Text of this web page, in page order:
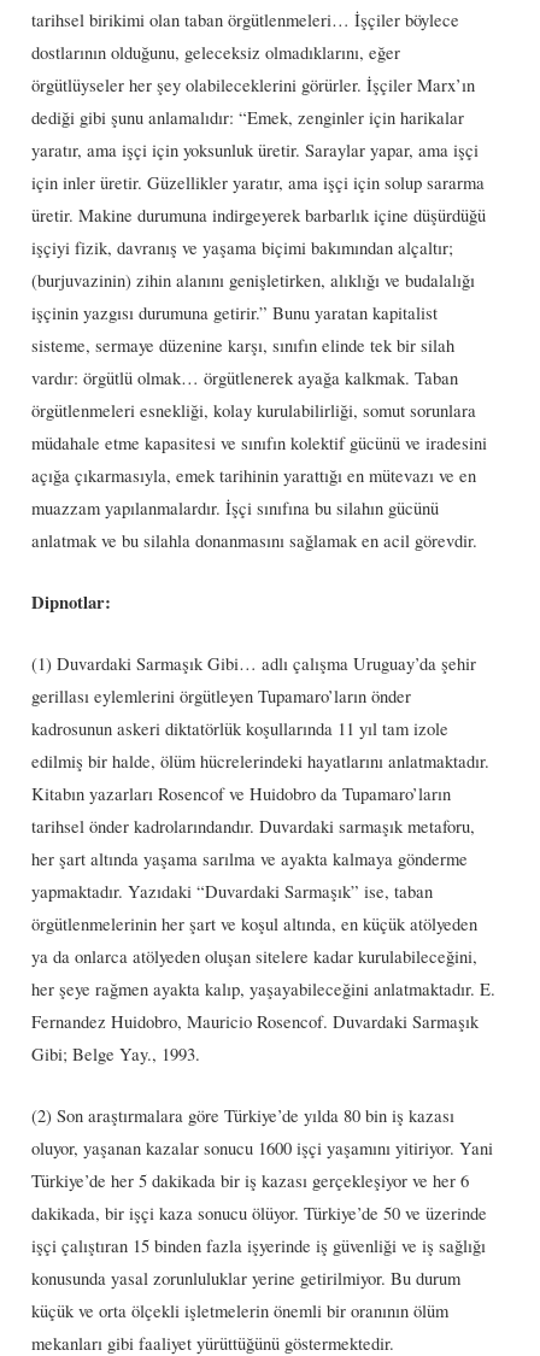
tarihsel birikimi olan taban örgütlenmeleri… İşçiler böylece
dostlarının olduğunu, geleceksiz olmadıklarını, eğer
örgütlüyseler her şey olabileceklerini görürler. İşçiler Marx’ın
dediği gibi şunu anlamalıdır: “Emek, zenginler için harikalar
yaratır, ama işçi için yoksunluk üretir. Saraylar yapar, ama işçi
için inler üretir. Güzellikler yaratır, ama işçi için solup sararma
üretir. Makine durumuna indirgeyerek barbarlık içine düşürdüğü
işçiyi fizik, davranış ve yaşama biçimi bakımından alçaltır;
(burjuvazinin) zihin alanını genişletirken, alıklığı ve budalalığı
işçinin yazgısı durumuna getirir.” Bunu yaratan kapitalist
sisteme, sermaye düzenine karşı, sınıfın elinde tek bir silah
vardır: örgütlü olmak… örgütlenerek ayağa kalkmak. Taban
örgütlenmeleri esnekliği, kolay kurulabilirliği, somut sorunlara
müdahale etme kapasitesi ve sınıfın kolektif gücünü ve iradesini
açığa çıkarmasıyla, emek tarihinin yarattığı en mütevazı ve en
muazzam yapılanmalardır. İşçi sınıfına bu silahın gücünü
anlatmak ve bu silahla donanmasını sağlamak en acil görevdir.
Dipnotlar:
(1) Duvardaki Sarmaşık Gibi… adlı çalışma Uruguay’da şehir
gerillası eylemlerini örgütleyen Tupamaro’ların önder
kadrosunun askeri diktatörlük koşullarında 11 yıl tam izole
edilmiş bir halde, ölüm hücrelerindeki hayatlarını anlatmaktadır.
Kitabın yazarları Rosencof ve Huidobro da Tupamaro’ların
tarihsel önder kadrolarındandır. Duvardaki sarmaşık metaforu,
her şart altında yaşama sarılma ve ayakta kalmaya gönderme
yapmaktadır. Yazıdaki “Duvardaki Sarmaşık” ise, taban
örgütlenmelerinin her şart ve koşul altında, en küçük atölyeden
ya da onlarca atölyeden oluşan sitelere kadar kurulabileceğini,
her şeye rağmen ayakta kalıp, yaşayabileceğini anlatmaktadır. E.
Fernandez Huidobro, Mauricio Rosencof. Duvardaki Sarmaşık
Gibi; Belge Yay., 1993.
(2) Son araştırmalara göre Türkiye’de yılda 80 bin iş kazası
oluyor, yaşanan kazalar sonucu 1600 işçi yaşamını yitiriyor. Yani
Türkiye’de her 5 dakikada bir iş kazası gerçekleşiyor ve her 6
dakikada, bir işçi kaza sonucu ölüyor. Türkiye’de 50 ve üzerinde
işçi çalıştıran 15 binden fazla işyerinde iş güvenliği ve iş sağlığı
konusunda yasal zorunluluklar yerine getirilmiyor. Bu durum
küçük ve orta ölçekli işletmelerin önemli bir oranının ölüm
mekanları gibi faaliyet yürüttüğünü göstermektedir.